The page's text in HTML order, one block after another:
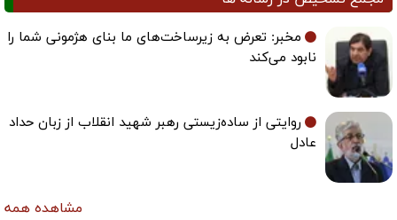
مخبر: تعرض به زیرساخت‌های ما بنای هژمونی شما را
نابود می‌کند
روایتی از ساده‌زیستی رهبر شهید انقلاب از زبان حداد
عادل
مشاهده همه